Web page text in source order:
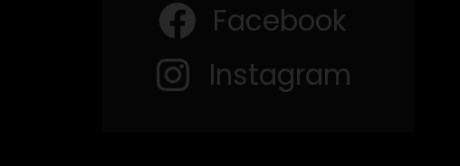
Facebook
Instagram